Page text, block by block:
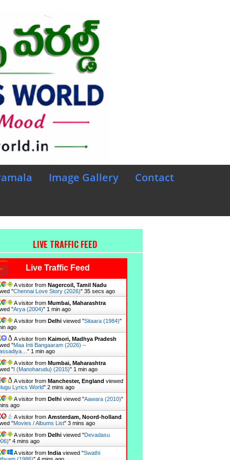
Image Gallery
Contact
LIVE TRAFFIC FEED
Live Traffic Feed
A visitor from Nagercoil, Tamil Nadu
"Chennai Love Story (2026)" 36 secs ago
A visitor from Mumbai, Maharashtra
"Arya (2004)" 1 min ago
A visitor from Delhiviewed "Sitaara (1984)"
ago
A visitor from Kaimori, Madhya Pradesh
"Maa Inti Bangaaram (2026) –
" 1 min ago
A visitor from Mumbai, Maharashtra
"I (Manoharudu) (2015)" 1 min ago
A visitor from Manchester, England viewed
Lyrics World" 2 mins ago
A visitor from Delhiviewed "Aawara (2010)"
ago
A visitor from Amsterdam, Noord-holland
"Movies / Albums List" 3 mins ago
A visitor from Delhiviewed "Devadasu
" 4 mins ago
A visitor from Indiaviewed "Swathi